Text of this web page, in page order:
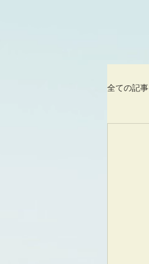
全ての記事